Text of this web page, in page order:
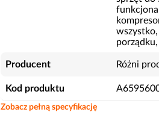
Producent Różni
Kod produktu
Zobacz pełną specyfikację